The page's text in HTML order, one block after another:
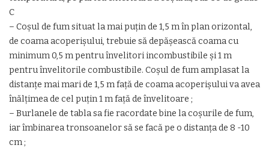
C
– Coșul de fum situat la mai puțin de 1,5 m în plan orizontal,
de coama acoperișului, trebuie să depășească coama cu
minimum 0,5 m pentru învelitori incombustibile și 1 m
pentru învelitorile combustibile. Coșul de fum amplasat la
distanțe mai mari de 1,5 m față de coama acoperișului va avea
înălțimea de cel puțin 1 m față de învelitoare ;
– Burlanele de tabla sa fie racordate bine la coşurile de fum,
iar îmbinarea tronsoanelor să se facă pe o distanţa de 8 -10
cm ;